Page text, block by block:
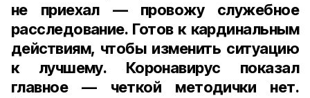
не приехал — провожу служебное
расследование. Готов к кардинальным
действиям, чтобы изменить ситуацию
к лучшему. Коронавирус показал
главное — четкой методички нет.